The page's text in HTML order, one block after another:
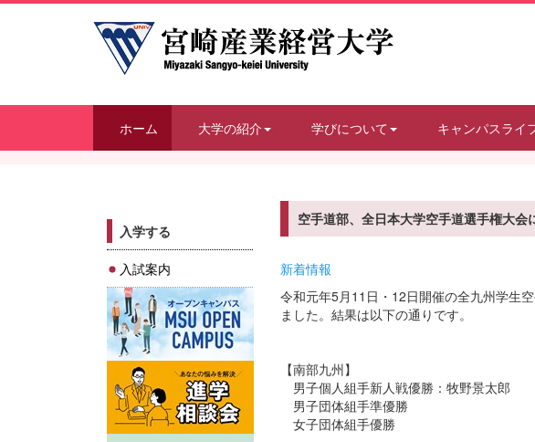
ホーム 大学の紹介 学びについて キャンパスライ
入学する
入試案内
空手道部、全日本大学空手道選手権大会
新着情報
令和元年5月11日・12日開催の全九州学生
ました。結果は以下の通りです。
【南部九州】
男子個人組手新人戦優勝：牧野景太郎
男子団体組手準優勝
女子団体組手優勝